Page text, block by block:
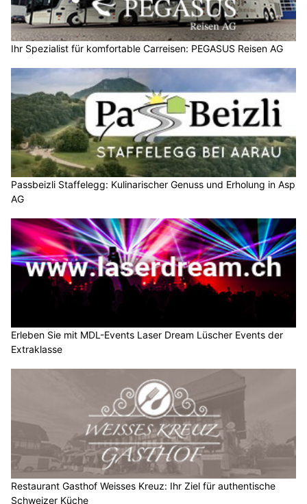
Ihr Spezialist für komfortable Carreisen: PEGASUS Reisen AG
Passbeizli Staffelegg: Kulinarischer Genuss und Erholung in Asp
AG
Erleben Sie mit MDL-Events Laser Dream Lüscher Events der
Extraklasse
Restaurant Gasthof Weisses Kreuz: Ihr Ziel für authentische
Schweizer Küche